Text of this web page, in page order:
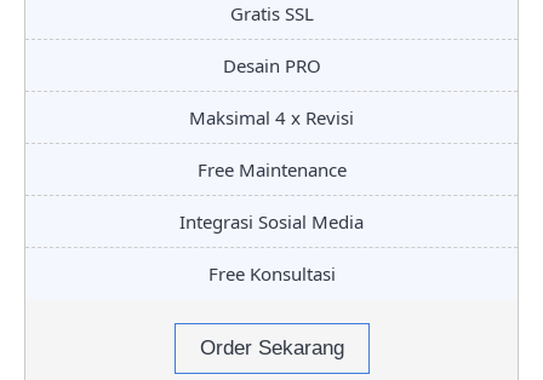
Gratis SSL
Desain PRO
Maksimal 4 x Revisi
Free Maintenance
Integrasi Sosial Media
Free Konsultasi
Order Sekarang